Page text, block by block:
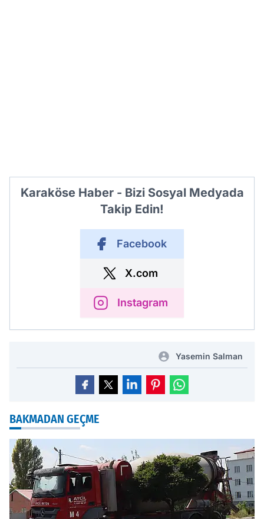
Karaköse Haber - Bizi Sosyal Medyada
Takip Edin!
Facebook
X.com
Instagram
Yasemin Salman
BAKMADAN GEÇME